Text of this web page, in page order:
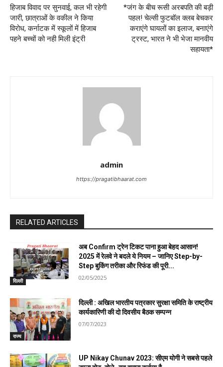
ह‍िजाब विवाद पर सुनवाई, कल भी रहेगी
जारी, छात्राओं के वकील ने किया
विरोध, कर्नाटक में स्कूलों में हिजाब
पहने बच्चों को नही मिली इंट्री
*जंग के बीच रूसी अरबपति की बड़ी
पहल! चेल्सी फुटबॉल क्लब बेचकर
कराएंगे घायलों का इलाज, बनाएंगे
ट्रस्ट, भारत ने भी भेजा मानवीय
सहायता*
admin
https://pragatibhaarat.com
RELATED ARTICLES
दिल्ली
अब Confirm ट्रेन टिकट पाना हुआ बेहद आसान!
2025 में रेलवे ने बदले ये नियम – जानिए Step-by-
Step बुकिंग तरीका और रिफंड की पूरी...
02/05/2025
राज्य
दिल्ली : अखिल भारतीय पत्रकार सुरक्षा समिति के राष्ट्रीय
कार्यकारिणी की दो दिवसीय बैठक सम्पन्न
07/07/2023
UP Nikay Chunav 2023: सीएम योगी ने सबसे पहले